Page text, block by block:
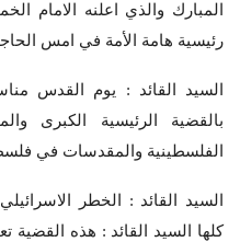
المبارك والذي اعلنه الامام
رئيسية هامة الأمة في امس الحاجة
السيد القائد : يوم القدس
بالقضية الرئيسية الكبرى
الفلسطينية والمقدسات في
السيد القائد : الخطر
كلها السيد القائد : هذه القضية